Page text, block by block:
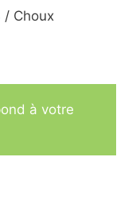
/ Choux
à votre